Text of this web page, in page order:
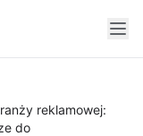
reklamowej:
do